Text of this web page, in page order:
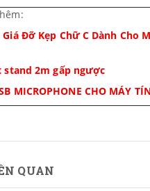
Giá Đỡ Kẹp Chữ C Dành Cho
stand 2m gấp ngược
MICROPHONE CHO MÁY
QUAN